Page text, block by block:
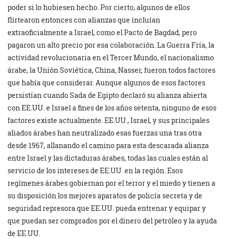
poder si lo hubiesen hecho. Por cierto, algunos de ellos
flirtearon entonces con alianzas que incluían
extraoficialmente a Israel, como el Pacto de Bagdad, pero
pagaron un alto precio por esa colaboración. La Guerra Fría, la
actividad revolucionaria en el Tercer Mundo, el nacionalismo
árabe, la Unión Soviética, China, Nasser, fueron todos factores
que había que considerar. Aunque algunos de esos factores
persistían cuando Sada de Egipto declaró su alianza abierta
con EE.UU. e Israel a fines de los años setenta, ninguno de esos
factores existe actualmente. EE.UU., Israel, y sus principales
aliados árabes han neutralizado esas fuerzas una tras otra
desde 1967, allanando el camino para esta descarada alianza
entre Israel y las dictaduras árabes, todas las cuales están al
servicio de los intereses de EE.UU. en la región. Esos
regímenes árabes gobiernan por el terror y el miedo y tienen a
su disposición los mejores aparatos de policía secreta y de
seguridad represora que EE.UU. pueda entrenar y equipar y
que puedan ser comprados por el dinero del petróleo y la ayuda
de EE.UU.